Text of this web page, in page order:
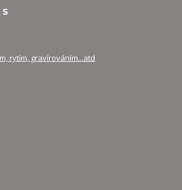
rytím, gravírováním...atd